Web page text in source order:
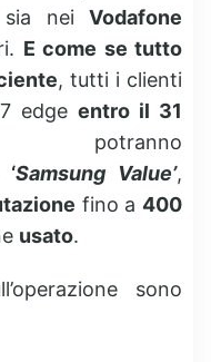
sia neiVodafone
E come se tutto
, tutti i clienti
edge entro il 31
potranno
‘Samsung Value’,
fino a 400
usato.
sono